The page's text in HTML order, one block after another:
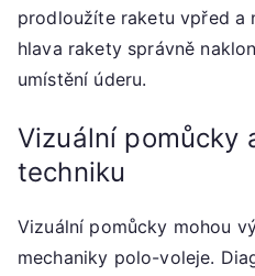
prodloužíte raketu vpřed a
hlava rakety správně
umístění úderu.
Vizuální pomůcky
techniku
Vizuální pomůcky mohou
mechaniky polo-voleje.